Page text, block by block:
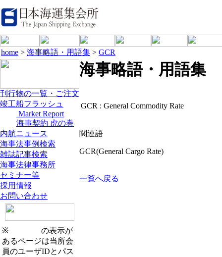
home > 海事略語・用語集 > GCR
刊行物の一覧・ご注文
竣工船フラッシュ
Market Report
海事契約 虎の巻
内航ニュース
海事法事例検索
雑誌記事検索
海事法律事務所
セミナー等
採用情報
お問い合わせ
※
の表示が
あるページは当所会
員のユーザIDとパス
海事略語・用語集
GCR : General Commodity Rate
関連語
GCR(General Cargo Rate)
一覧へ戻る